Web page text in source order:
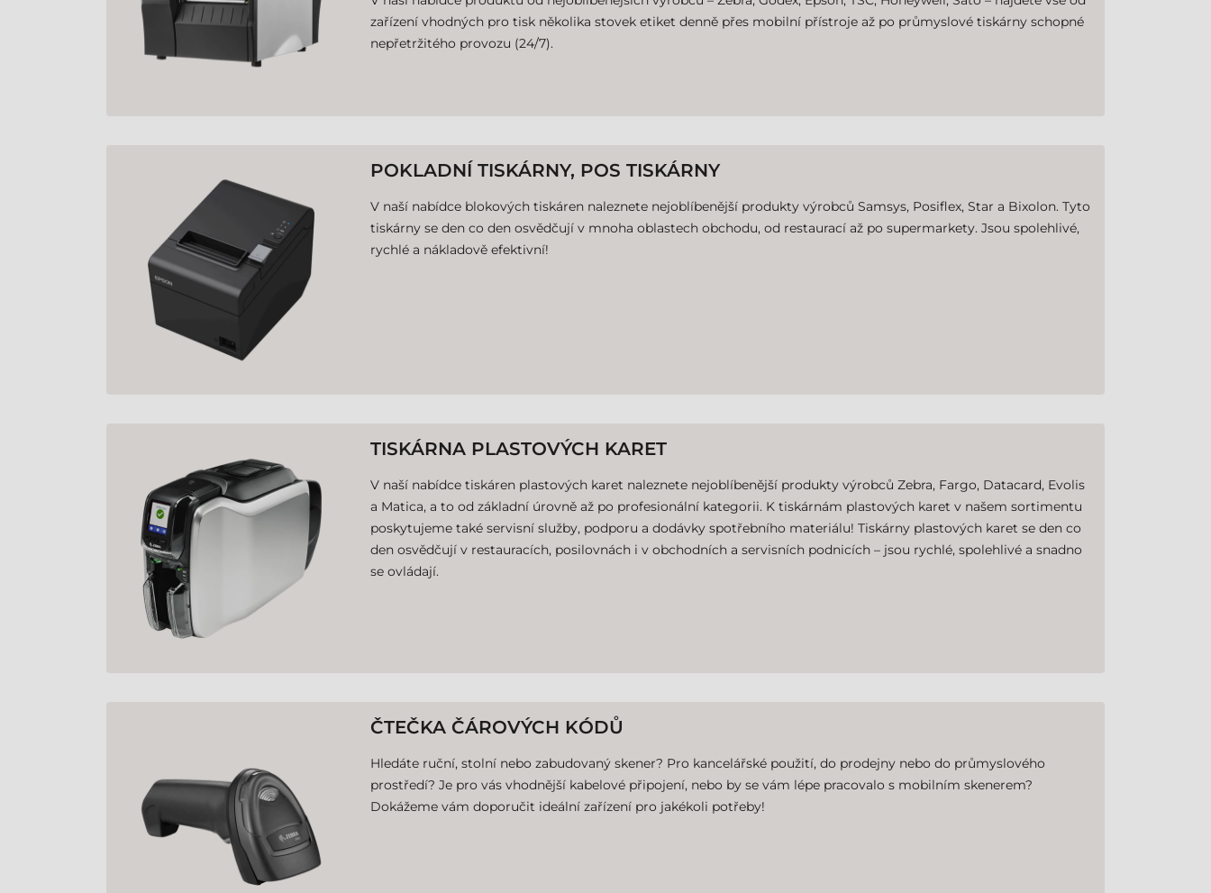
zařízení vhodných pro tisk několika stovek etiket denně přes mobilní přístroje až po průmyslové tiskárny schopné
nepřetržitého provozu (24/7).
POKLADNÍ TISKÁRNY, POS TISKÁRNY
V naší nabídce blokových tiskáren naleznete nejoblíbenější produkty výrobců Samsys, Posiflex, Star a Bixolon. Tyto
tiskárny se den co den osvědčují v mnoha oblastech obchodu, od restaurací až po supermarkety. Jsou spolehlivé,
rychlé a nákladově efektivní!
TISKÁRNA PLASTOVÝCH KARET
V naší nabídce tiskáren plastových karet naleznete nejoblíbenější produkty výrobců Zebra, Fargo, Datacard, Evolis
a Matica, a to od základní úrovně až po profesionální kategorii. K tiskárnám plastových karet v našem sortimentu
poskytujeme také servisní služby, podporu a dodávky spotřebního materiálu! Tiskárny plastových karet se den co
den osvědčují v restauracích, posilovnách i v obchodních a servisních podnicích – jsou rychlé, spolehlivé a snadno
se ovládají.
ČTEČKA ČÁROVÝCH KÓDŮ
Hledáte ruční, stolní nebo zabudovaný skener? Pro kancelářské použití, do prodejny nebo do průmyslového
prostředí? Je pro vás vhodnější kabelové připojení, nebo by se vám lépe pracovalo s mobilním skenerem?
Dokážeme vám doporučit ideální zařízení pro jakékoli potřeby!